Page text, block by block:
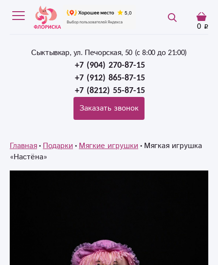
0
Сыктывкар, ул. Печорская, 50 (c 8:00 до 21:00)
+7 (904) 270-87-15
+7 (912) 865-87-15
+7 (8212) 55-87-15
Заказать звонок
Главная Подарки Мягкие игрушки Мягкая игрушка
«Настёна»